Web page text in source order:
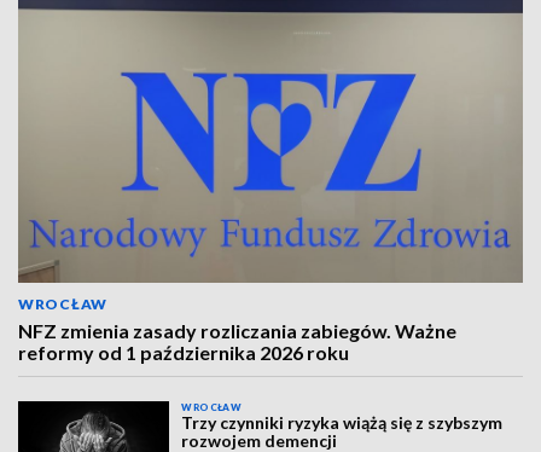
WROCŁAW
NFZ zmienia zasady rozliczania zabiegów. Ważne
reformy od 1 października 2026 roku
WROCŁAW
Trzy czynniki ryzyka wiążą się z szybszym
rozwojem demencji